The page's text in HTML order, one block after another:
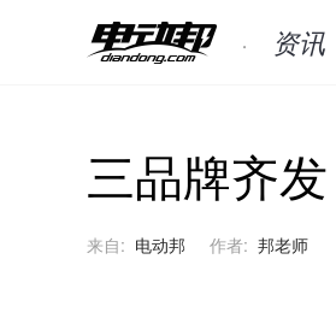
资讯
三品牌齐
来自: 电动邦 作者: 邦老师